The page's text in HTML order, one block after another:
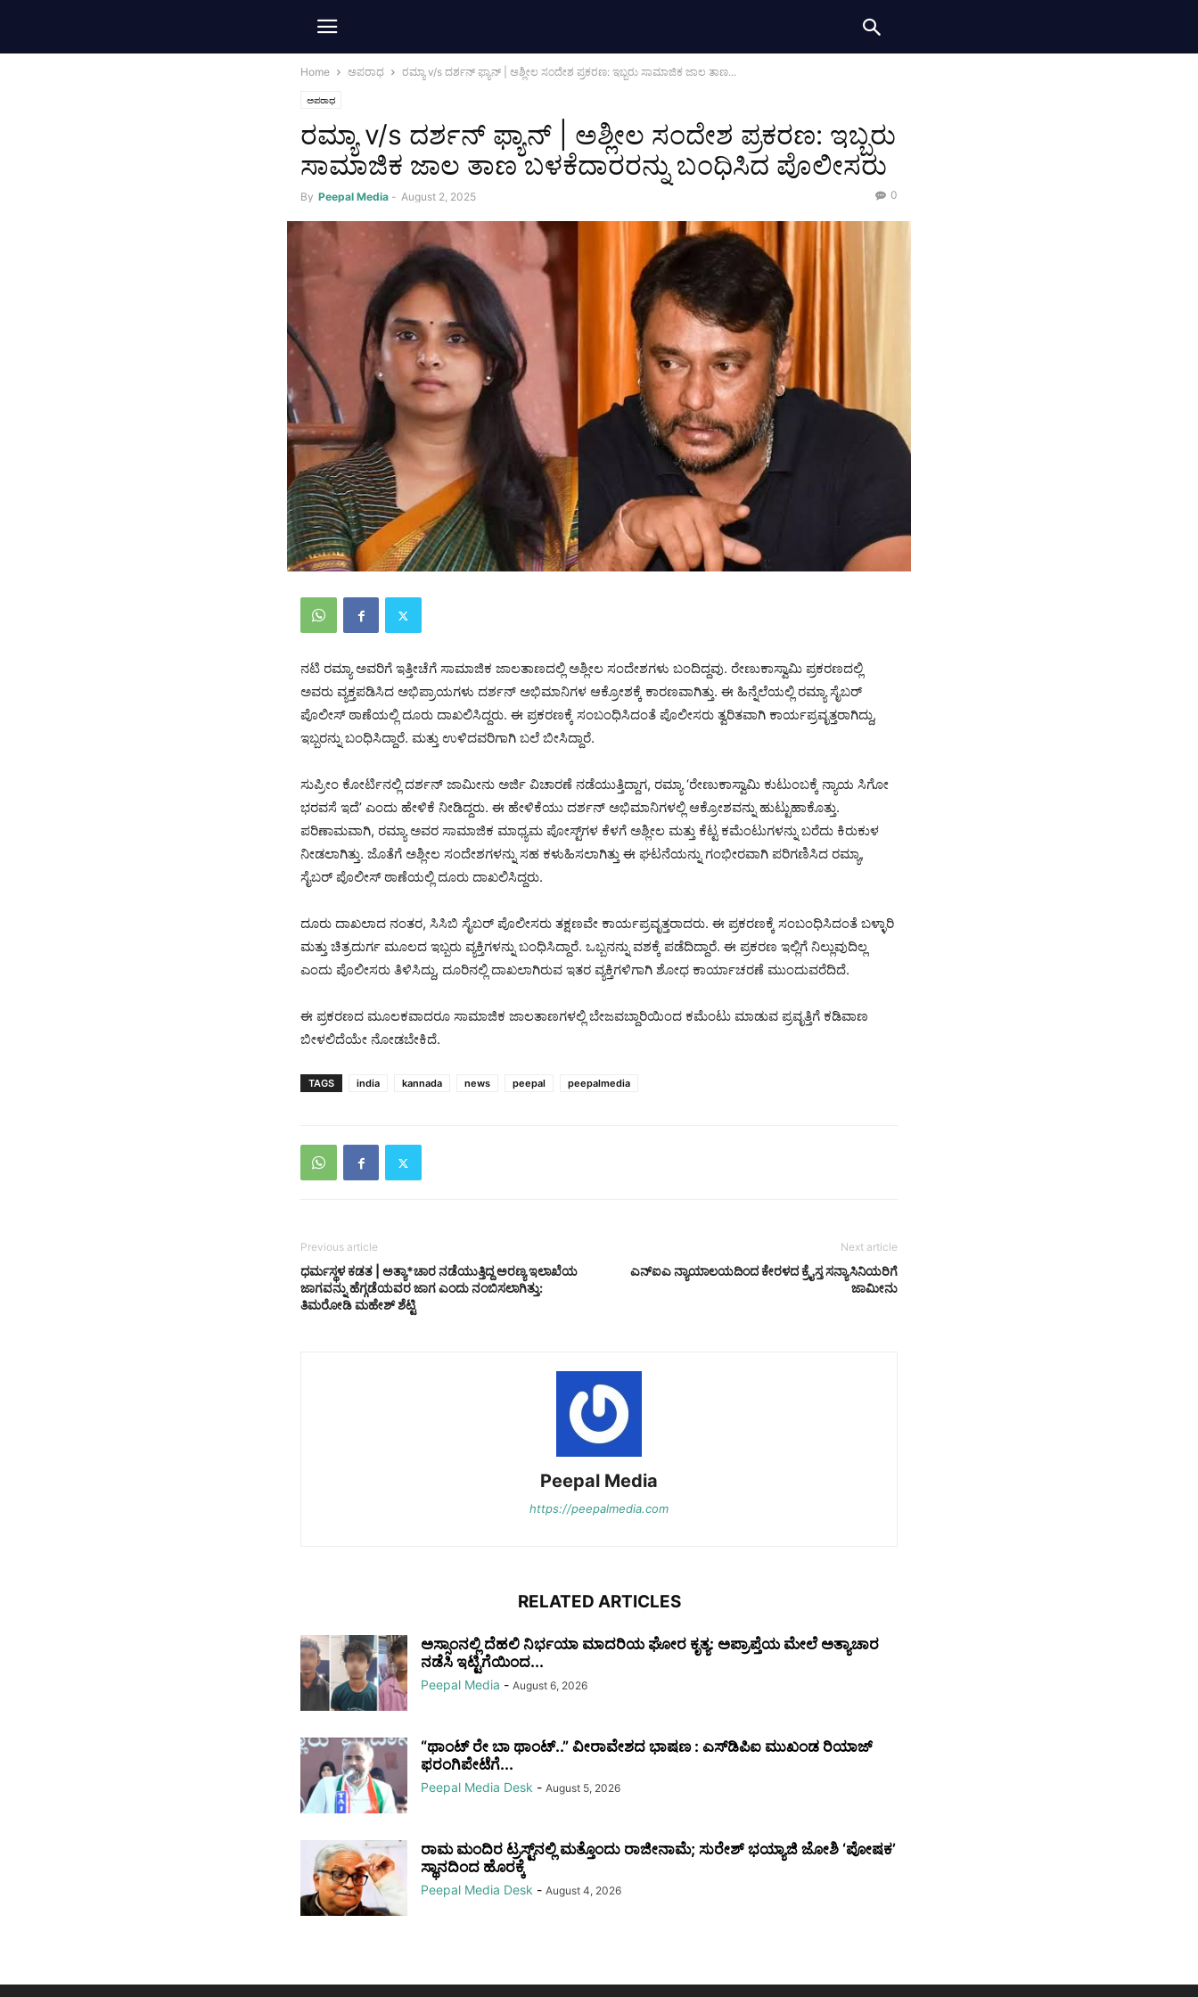
Home ಅಪರಾಧ ರಮ್ಯಾ v/s ದರ್ಶನ್‌ ಫ್ಯಾನ್‌ | ಅಶ್ಲೀಲ ಸಂದೇಶ ಪ್ರಕರಣ: ಇಬ್ಬರು ಸಾಮಾಜಿಕ ಜಾಲ ತಾಣ...
ಅಪರಾಧ
ರಮ್ಯಾ v/s ದರ್ಶನ್‌ ಫ್ಯಾನ್‌ | ಅಶ್ಲೀಲ ಸಂದೇಶ ಪ್ರಕರಣ: ಇಬ್ಬರು
ಸಾಮಾಜಿಕ ಜಾಲ ತಾಣ ಬಳಕೆದಾರರನ್ನು ಬಂಧಿಸಿದ ಪೊಲೀಸರು
By Peepal Media - August 2, 2025 0
ನಟಿ ರಮ್ಯಾ ಅವರಿಗೆ ಇತ್ತೀಚೆಗೆ ಸಾಮಾಜಿಕ ಜಾಲತಾಣದಲ್ಲಿ ಅಶ್ಲೀಲ ಸಂದೇಶಗಳು ಬಂದಿದ್ದವು. ರೇಣುಕಾಸ್ವಾಮಿ ಪ್ರಕರಣದಲ್ಲಿ
ಅವರು ವ್ಯಕ್ತಪಡಿಸಿದ ಅಭಿಪ್ರಾಯಗಳು ದರ್ಶನ್ ಅಭಿಮಾನಿಗಳ ಆಕ್ರೋಶಕ್ಕೆ ಕಾರಣವಾಗಿತ್ತು. ಈ ಹಿನ್ನೆಲೆಯಲ್ಲಿ ರಮ್ಯಾ ಸೈಬರ್
ಪೊಲೀಸ್ ಠಾಣೆಯಲ್ಲಿ ದೂರು ದಾಖಲಿಸಿದ್ದರು. ಈ ಪ್ರಕರಣಕ್ಕೆ ಸಂಬಂಧಿಸಿದಂತೆ ಪೊಲೀಸರು ತ್ವರಿತವಾಗಿ ಕಾರ್ಯಪ್ರವೃತ್ತರಾಗಿದ್ದು,
ಇಬ್ಬರನ್ನು ಬಂಧಿಸಿದ್ದಾರೆ. ಮತ್ತು ಉಳಿದವರಿಗಾಗಿ ಬಲೆ ಬೀಸಿದ್ದಾರೆ.
ಸುಪ್ರೀಂ ಕೋರ್ಟಿನಲ್ಲಿ ದರ್ಶನ್ ಜಾಮೀನು ಅರ್ಜಿ ವಿಚಾರಣೆ ನಡೆಯುತ್ತಿದ್ದಾಗ, ರಮ್ಯಾ ‘ರೇಣುಕಾಸ್ವಾಮಿ ಕುಟುಂಬಕ್ಕೆ ನ್ಯಾಯ ಸಿಗೋ
ಭರವಸೆ ಇದೆ’ ಎಂದು ಹೇಳಿಕೆ ನೀಡಿದ್ದರು. ಈ ಹೇಳಿಕೆಯು ದರ್ಶನ್ ಅಭಿಮಾನಿಗಳಲ್ಲಿ ಆಕ್ರೋಶವನ್ನು ಹುಟ್ಟುಹಾಕೊತ್ತು.
ಪರಿಣಾಮವಾಗಿ, ರಮ್ಯಾ ಅವರ ಸಾಮಾಜಿಕ ಮಾಧ್ಯಮ ಪೋಸ್ಟ್‌ಗಳ ಕೆಳಗೆ ಅಶ್ಲೀಲ ಮತ್ತು ಕೆಟ್ಟ ಕಮೆಂಟುಗಳನ್ನು ಬರೆದು ಕಿರುಕುಳ
ನೀಡಲಾಗಿತ್ತು. ಜೊತೆಗೆ ಅಶ್ಲೀಲ ಸಂದೇಶಗಳನ್ನು ಸಹ ಕಳುಹಿಸಲಾಗಿತ್ತು ಈ ಘಟನೆಯನ್ನು ಗಂಭೀರವಾಗಿ ಪರಿಗಣಿಸಿದ ರಮ್ಯಾ,
ಸೈಬರ್ ಪೊಲೀಸ್ ಠಾಣೆಯಲ್ಲಿ ದೂರು ದಾಖಲಿಸಿದ್ದರು.
ದೂರು ದಾಖಲಾದ ನಂತರ, ಸಿಸಿಬಿ ಸೈಬರ್ ಪೊಲೀಸರು ತಕ್ಷಣವೇ ಕಾರ್ಯಪ್ರವೃತ್ತರಾದರು. ಈ ಪ್ರಕರಣಕ್ಕೆ ಸಂಬಂಧಿಸಿದಂತೆ ಬಳ್ಳಾರಿ
ಮತ್ತು ಚಿತ್ರದುರ್ಗ ಮೂಲದ ಇಬ್ಬರು ವ್ಯಕ್ತಿಗಳನ್ನು ಬಂಧಿಸಿದ್ದಾರೆ. ಒಬ್ಬನನ್ನು ವಶಕ್ಕೆ ಪಡೆದಿದ್ದಾರೆ. ಈ ಪ್ರಕರಣ ಇಲ್ಲಿಗೆ ನಿಲ್ಲುವುದಿಲ್ಲ
ಎಂದು ಪೊಲೀಸರು ತಿಳಿಸಿದ್ದು, ದೂರಿನಲ್ಲಿ ದಾಖಲಾಗಿರುವ ಇತರ ವ್ಯಕ್ತಿಗಳಿಗಾಗಿ ಶೋಧ ಕಾರ್ಯಾಚರಣೆ ಮುಂದುವರೆದಿದೆ.
ಈ ಪ್ರಕರಣದ ಮೂಲಕವಾದರೂ ಸಾಮಾಜಿಕ ಜಾಲತಾಣಗಳಲ್ಲಿ ಬೇಜವಬ್ದಾರಿಯಿಂದ ಕಮೆಂಟು ಮಾಡುವ ಪ್ರವೃತ್ತಿಗೆ ಕಡಿವಾಣ
ಬೀಳಲಿದೆಯೇ ನೋಡಬೇಕಿದೆ.
TAGS india kannada news peepal peepalmedia
Previous article
ಧರ್ಮಸ್ಥಳ ಕಡತ | ಅತ್ಯಾ*ಚಾರ ನಡೆಯುತ್ತಿದ್ದ ಅರಣ್ಯ ಇಲಾಖೆಯ
ಜಾಗವನ್ನು ಹೆಗ್ಗಡೆಯವರ ಜಾಗ ಎಂದು ನಂಬಿಸಲಾಗಿತ್ತು:
ತಿಮರೋಡಿ ಮಹೇಶ್‌ ಶೆಟ್ಟಿ
Next article
ಎನ್‌ಐಎ ನ್ಯಾಯಾಲಯದಿಂದ ಕೇರಳದ ಕ್ರೈಸ್ತ ಸನ್ಯಾಸಿನಿಯರಿಗೆ
ಜಾಮೀನು
Peepal Media
https://peepalmedia.com
RELATED ARTICLES
ಅಸ್ಸಾಂನಲ್ಲಿ ದೆಹಲಿ ನಿರ್ಭಯಾ ಮಾದರಿಯ ಘೋರ ಕೃತ್ಯ: ಅಪ್ರಾಪ್ತೆಯ ಮೇಲೆ ಅತ್ಯಾಚಾರ
ನಡೆಸಿ ಇಟ್ಟಿಗೆಯಿಂದ...
Peepal Media - August 6, 2026
“ಥಾಂಟ್ ರೇ ಬಾ ಥಾಂಟ್..” ವೀರಾವೇಶದ ಭಾಷಣ : ಎಸ್‌ಡಿ‌ಪಿಐ ಮುಖಂಡ ರಿಯಾಜ್‌
ಫರಂಗಿಪೇಟೆಗೆ...
Peepal Media Desk - August 5, 2026
ರಾಮ ಮಂದಿರ ಟ್ರಸ್ಟ್‌ನಲ್ಲಿ ಮತ್ತೊಂದು ರಾಜೀನಾಮೆ; ಸುರೇಶ್ ಭಯ್ಯಾಜಿ ಜೋಶಿ ‘ಪೋಷಕ’
ಸ್ಥಾನದಿಂದ ಹೊರಕ್ಕೆ
Peepal Media Desk - August 4, 2026